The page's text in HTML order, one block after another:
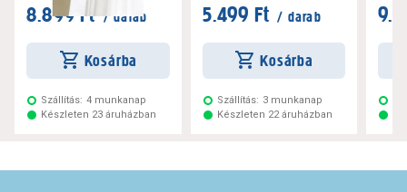
8.899 Ft / darab
Kosárba
Szállítás: 4 munkanap
Készleten 23 áruházban
5.499 Ft / darab
Kosárba
Szállítás: 3 munkanap
Készleten 22 áruházban